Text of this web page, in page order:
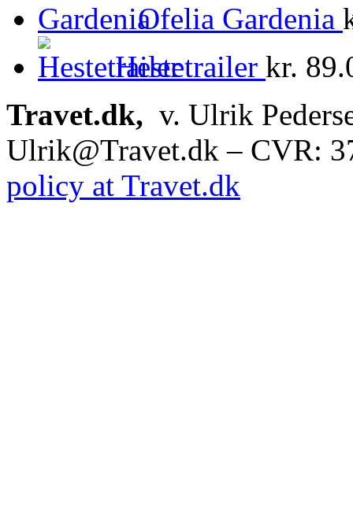
Ofelia Gardenia
Hestetrailer kr.
Travet.dk, v. Ulrik
Ulrik@Travet.dk – CVR:
policy at Travet.dk